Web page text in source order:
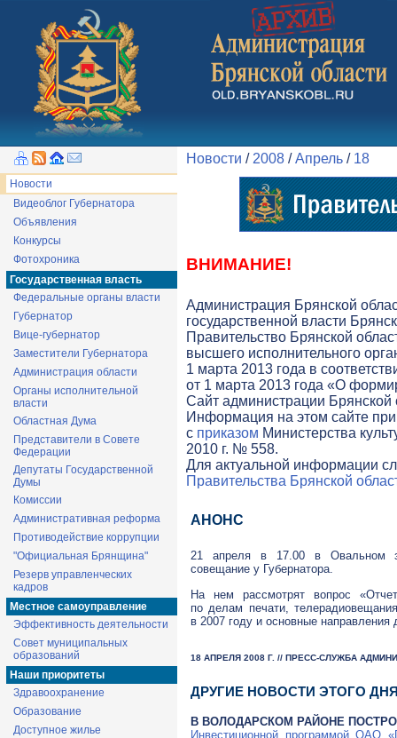
Новости
Видеоблог Губернатора
Объявления
Конкурсы
Фотохроника
Государственная власть
Федеральные органы власти
Губернатор
Вице-губернатор
Заместители Губернатора
Администрация области
Органы исполнительной
власти
Областная Дума
Представители в Совете
Федерации
Депутаты Государственной
Думы
Комиссии
Административная реформа
Противодействие коррупции
"Официальная Брянщина"
Резерв управленческих
кадров
Местное самоуправление
Эффективность деятельности
Совет муниципальных
образований
Наши приоритеты
Здравоохранение
Образование
Доступное жилье
Новости / 2008 /Апрель / 18
ВНИМАНИЕ!
Администрация Брянской
государственной власти
Правительство Брянской
высшего исполнительного
1 марта 2013 года в
от 1 марта 2013 года «О
Cайт администрации Брянской
Информация на этом сайте
с приказом Министерства
2010 г. № 558.
Для актуальной информации
Правительства Брянской
АНОНС
21 апреля в 17.00 в Овальном
совещание у Губернатора.
На нем рассмотрят вопрос
по делам печати,
в 2007 году и основные направления
18 АПРЕЛЯ 2008 Г. // ПРЕСС-СЛУЖБА
ДРУГИЕ НОВОСТИ ЭТОГО
В ВОЛОДАРСКОМ РАЙОНЕ
Инвестиционной программой ОАО